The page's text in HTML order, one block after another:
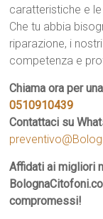
caratteristiche e
Che tu abbia
riparazione, i
competenza e
Chiama ora per
0510910439
Contattaci su
Affidati ai migliori
compromessi!